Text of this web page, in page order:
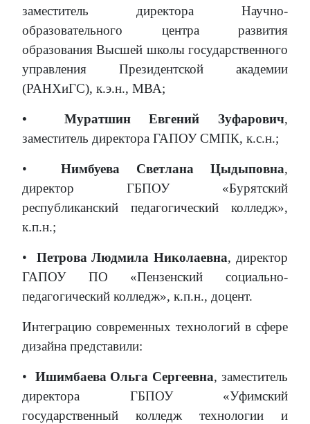
заместитель директора Научно-
образовательного центра развития
образования Высшей школы государственного
управления Президентской академии
(РАНХиГС), к.э.н., МВА;
• Муратшин Евгений Зуфарович,
заместитель директора ГАПОУ СМПК, к.с.н.;
• Нимбуева Светлана Цыдыповна,
директор ГБПОУ «Бурятский
республиканский педагогический колледж»,
к.п.н.;
• Петрова Людмила Николаевна, директор
ГАПОУ ПО «Пензенский социально-
педагогический колледж», к.п.н., доцент.
Интеграцию современных технологий в сфере
дизайна представили:
• Ишимбаева Ольга Сергеевна, заместитель
директора ГБПОУ «Уфимский
государственный колледж технологии и